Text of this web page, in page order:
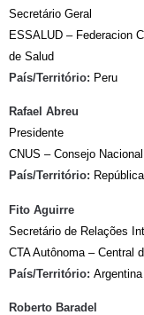
Secretário Geral
ESSALUD – Federacion
de Salud
País/Território: Peru
Rafael Abreu
Presidente
CNUS – Consejo
País/Território:
Fito Aguirre
Secretário de Relações
CTA Autônoma – Central
País/Território: Argentina
Roberto Baradel